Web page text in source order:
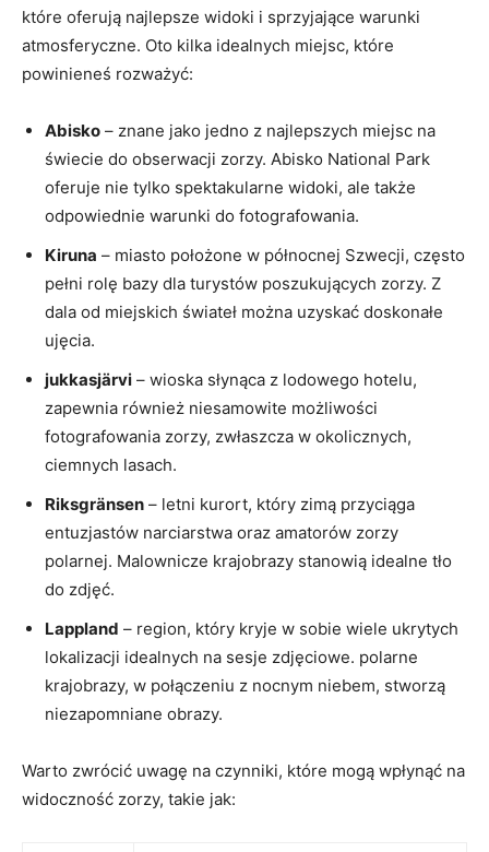
które oferują najlepsze widoki i sprzyjające warunki
atmosferyczne. Oto kilka idealnych miejsc, które
powinieneś rozważyć:
Abisko – znane jako jedno z najlepszych miejsc na
świecie do obserwacji zorzy. Abisko National Park
oferuje nie tylko spektakularne widoki, ale także
odpowiednie warunki do fotografowania.
Kiruna – miasto położone w północnej Szwecji, często
pełni rolę bazy dla turystów poszukujących zorzy. Z
dala od miejskich świateł można uzyskać doskonałe
ujęcia.
jukkasjärvi – wioska słynąca z lodowego hotelu,
zapewnia również niesamowite możliwości
fotografowania zorzy, zwłaszcza w okolicznych,
ciemnych lasach.
Riksgränsen – letni kurort, który zimą przyciąga
entuzjastów narciarstwa oraz amatorów zorzy
polarnej. Malownicze krajobrazy stanowią idealne tło
do zdjęć.
Lappland – region, który kryje w sobie wiele ukrytych
lokalizacji idealnych na sesje zdjęciowe. polarne
krajobrazy, w połączeniu z nocnym niebem, stworzą
niezapomniane obrazy.
Warto zwrócić uwagę na czynniki, które mogą wpłynąć na
widoczność zorzy, takie jak: